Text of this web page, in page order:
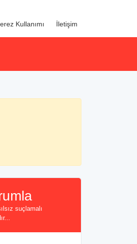
Kullanımı İletişim
suçlamalı